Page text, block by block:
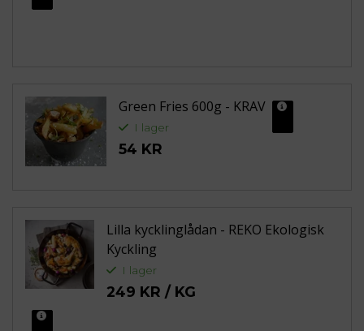
Green Fries 600g - KRAV
I lager
54 KR
Lilla kycklinglådan - REKO Ekologisk
Kyckling
I lager
249 KR / KG